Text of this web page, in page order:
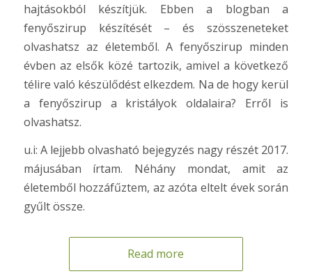
hajtásokból készítjük. Ebben a blogban a
fenyőszirup készítését – és szösszeneteket
olvashatsz az életemből. A fenyőszirup minden
évben az elsők közé tartozik, amivel a következő
télire való készülődést elkezdem. Na de hogy kerül
a fenyőszirup a kristályok oldalaira? Erről is
olvashatsz.
u.i: A lejjebb olvasható bejegyzés nagy részét 2017.
májusában írtam. Néhány mondat, amit az
életemből hozzáfűztem, az azóta eltelt évek során
gyűlt össze.
Read more